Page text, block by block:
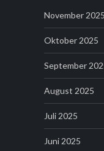
November 2025
Oktober 2025
September
August 2025
Juli 2025
Juni 2025